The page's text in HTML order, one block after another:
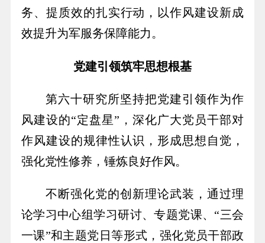
务、提质效的扎实行动，以作风建设新成
效提升为军服务保障能力。
党建引领筑牢思想根基
第六十研究所坚持把党建引领作为作
风建设的“定盘星”，深化广大党员干部对
作风建设的规律性认识，形成思想自觉，
强化党性修养，锤炼良好作风。
不断强化党的创新理论武装，通过理
论学习中心组学习研讨、专题党课、“三会
一课”和主题党日等形式，强化党员干部政